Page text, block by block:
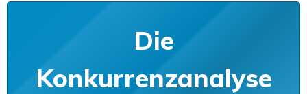
Die
Konkurrenzanalyse